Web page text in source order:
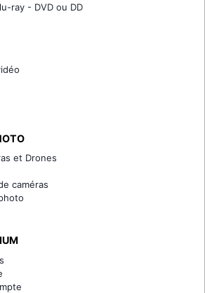
ray - DVD ou DD
et Drones
caméras